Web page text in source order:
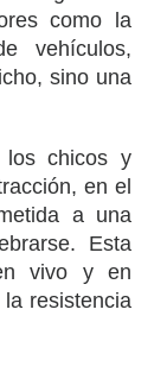
como la
vehículos,
sino una
los chicos y
en el
a una
Esta
vivo y en
resistencia